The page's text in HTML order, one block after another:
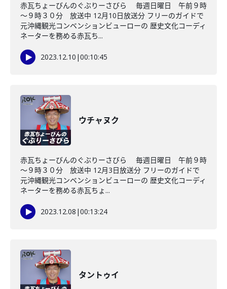
赤瓦ちょーびんのぐぶりーさびら 毎週日曜日 午前９時
～９時３０分 放送中 12月10日放送分 フリーのガイドで
元沖縄観光コンベンションビューローの 歴史文化コーディ
ネーターを務める赤瓦ち...
2023.12.10 |00:10:45
ウチャヌク
赤瓦ちょーびんのぐぶりーさびら 毎週日曜日 午前９時
～９時３０分 放送中 12月3日放送分 フリーのガイドで
元沖縄観光コンベンションビューローの 歴史文化コーディ
ネーターを務める赤瓦ちょ...
2023.12.08 |00:13:24
タントゥイ